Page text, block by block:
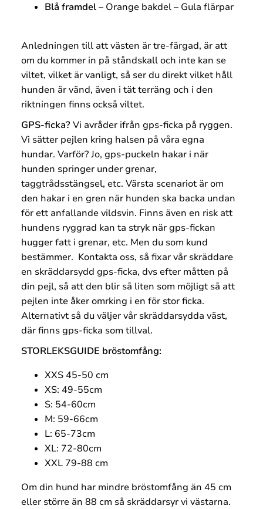
Blå framdel– Orange bakdel – Gula flärpar
Anledningen till att västen är tre-färgad, är att
om du kommer in på ståndskall och inte kan se
viltet, vilket är vanligt, så ser du direkt vilket håll
hunden är vänd, även i tät terräng och i den
riktningen finns också viltet.
GPS-ficka?Vi avråder ifrån gps-ficka på ryggen.
Vi sätter pejlen kring halsen på våra egna
hundar. Varför? Jo, gps-puckeln hakar i när
hunden springer under grenar,
taggtrådsstängsel, etc. Värsta scenariot är om
den hakar i en gren när hunden ska backa undan
för ett anfallande vildsvin. Finns även en risk att
hundens ryggrad kan ta stryk när gps-fickan
hugger fatt i grenar, etc. Men du som kund
bestämmer. Kontakta oss, så fixar vår skräddare
en skräddarsydd gps-ficka, dvs efter måtten på
din pejl, så att den blir så liten som möjligt så att
pejlen inte åker omrking i en för stor ficka.
Alternativt så du väljer vår skräddarsydda väst,
där finns gps-ficka som tillval.
STORLEKSGUIDE bröstomfång:
XXS 45-50 cm
XS: 49-55cm
S: 54-60cm
M: 59-66cm
L: 65-73cm
XL: 72-80cm
XXL 79-88 cm
Om din hund har mindre bröstomfång än 45 cm
eller större än 88 cm så skräddarsyr vi västarna.